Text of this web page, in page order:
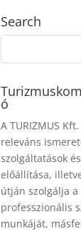
Search
ó
A TURIZMUS
releváns
szolgáltatások
előállítása,
útján szolgálja
professzionális
munkáját,